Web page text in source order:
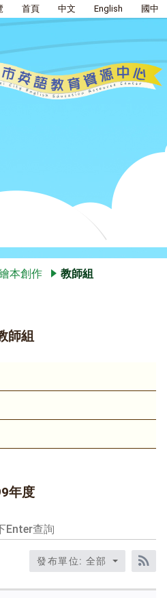
首頁 中文 English 國中
本創作 教師組
師組
年度
發布單位: 全部